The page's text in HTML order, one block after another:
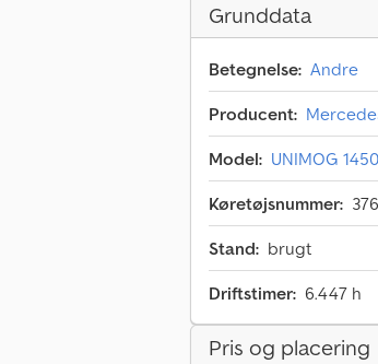
Grunddata
Betegnelse: Andre
Producent:
Model: UNIMOG
Køretøjsnummer:
Stand: brugt
Driftstimer: 6.447 h
Pris og placering